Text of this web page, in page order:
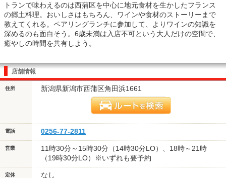
トランで味わえるのは西蒲区を中心に地元食材を生かしたフランス
の郷土料理。おいしさはもちろん、ワインや食材のストーリーまで
教えてくれる。ペアリングランチに参加して、よりワインの知識を
深めるのも面白そう。6歳未満は入店不可という大人だけの空間で、
癒やしの時間を共有しよう。
店舗情報
住所 新潟県新潟市西蒲区角田浜1661
電話 0256-77-2811
営業
11時30分～15時30分（14時30分LO）、18時～21時
（19時30分LO）※いずれも要予約
定休 なし